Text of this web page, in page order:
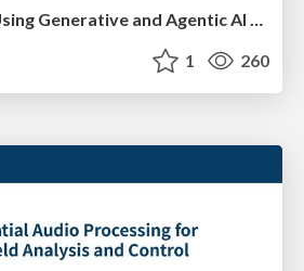
How People are Using Generative and Agentic AI to Supercharge Their Products, Projects, Services and Value Streams Today
1 260